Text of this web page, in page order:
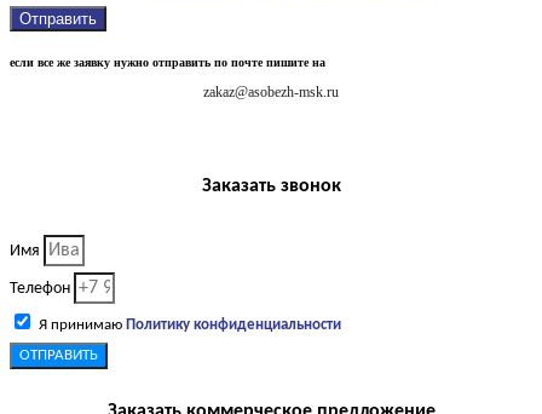
Отправить
если все же заявку нужно отправить по почте пишите на
zakaz@asobezh-msk.ru
Заказать звонок
Имя
Телефон
Я принимаю Политику конфиденциальности
ОТПРАВИТЬ